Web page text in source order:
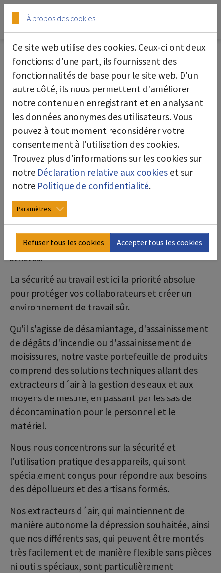
Skip to main content
Skip to page footer
safety: Dépollution et élimination des
substances dangereuses
L'avenir de la réhabilitation : des solutions
sûres pour la protection technique au travail
Le travail avec des substances dangereuses telles
que l'amiante, les fibres minérales artificielles
(FMA), les polychlorobiphényles (PCB), les
paraffines chlorées (CP), les hydrocarbures
aromatiques polycycliques (HAP), le
pentachlorophénol (PCP), le plomb, le chrome-
VI, les poussières de matériaux de construction (y
moisissures exigent des normes de sécurité très
strictes.
La sécurité au travail est ici la priorité absolue
pour protéger vos collaborateurs et créer un
environnement de travail sûr.
Qu'il s'agisse de désamiantage, d'assainissement
de dégâts d'incendie ou d'assainissement de
moisissures, notre vaste portefeuille de produits
comprend des solutions techniques allant des
extracteurs d´air à la gestion des eaux et aux
moyens de mesure, en passant par les sas de
décontamination pour le personnel et le
matériel.
Nous nous concentrons sur la sécurité et
l'utilisation pratique des appareils, qui sont
spécialement conçus pour répondre aux besoins
des dépollueurs et des artisans formés.
Nos extracteurs d´air, qui maintiennent de
manière autonome la dépression souhaitée, ainsi
que nos différents sas, qui peuvent être montés
très facilement et de manière flexible sans pièces
ni outils spéciaux, sont particulièrement
À propos des cookies
Ce site web utilise des cookies. Ceux-ci ont deux
fonctions: d'une part, ils fournissent des
fonctionnalités de base pour le site web. D'un
autre côté, ils nous permettent d'améliorer
notre contenu en enregistrant et en analysant
les données anonymes des utilisateurs. Vous
pouvez à tout moment reconsidérer votre
consentement à l'utilisation des cookies.
Trouvez plus d'informations sur les cookies sur
notre Déclaration relative aux cookies et sur
notre Politique de confidentialité.
Paramètres
Refuser tous les cookies Accepter tous les cookies